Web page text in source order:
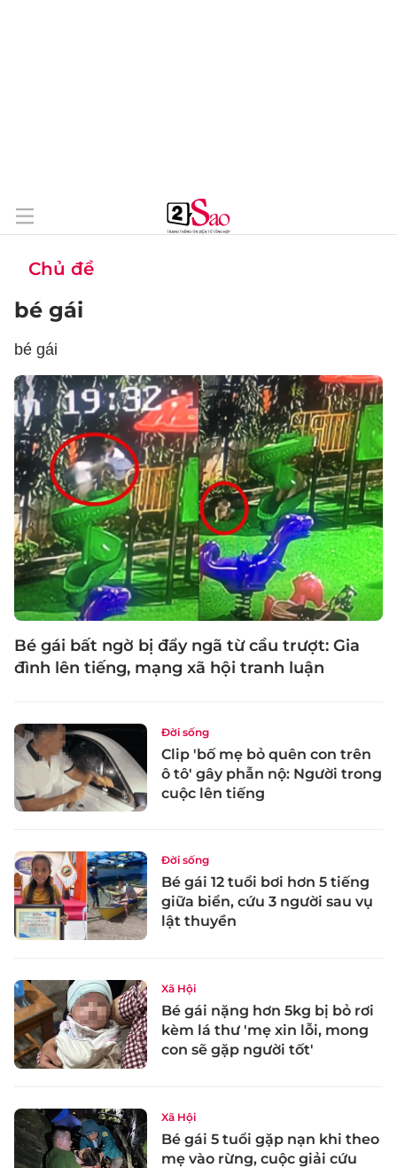
Chủ đề
bé gái
bé gái
Bé gái bất ngờ bị đẩy ngã từ cầu trượt: Gia
đình lên tiếng, mạng xã hội tranh luận
Đời sống
Clip 'bố mẹ bỏ quên con trên
ô tô' gây phẫn nộ: Người trong
cuộc lên tiếng
Đời sống
Bé gái 12 tuổi bơi hơn 5 tiếng
giữa biển, cứu 3 người sau vụ
lật thuyền
Xã Hội
Bé gái nặng hơn 5kg bị bỏ rơi
kèm lá thư 'mẹ xin lỗi, mong
con sẽ gặp người tốt'
Xã Hội
Bé gái 5 tuổi gặp nạn khi theo
mẹ vào rừng, cuộc giải cứu